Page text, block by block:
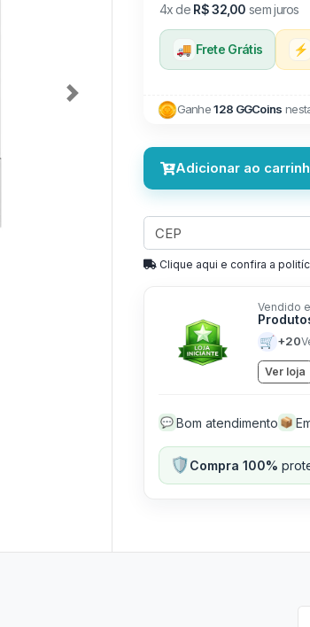
Next
4x de R$ 32,00 sem juros
🚚 Frete Grátis ⚡
Ganhe128 GGCoins
Adicionar ao
Clique aqui e confira a
Vendido
🛒 +20
Ver loja
💬 Bom atendimento 📦
🛡️Compra 100%